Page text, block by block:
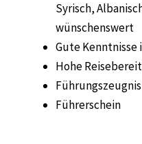
Syrisch,
wünschenswert
Gute Kenntnisse
Hohe
Führerschein